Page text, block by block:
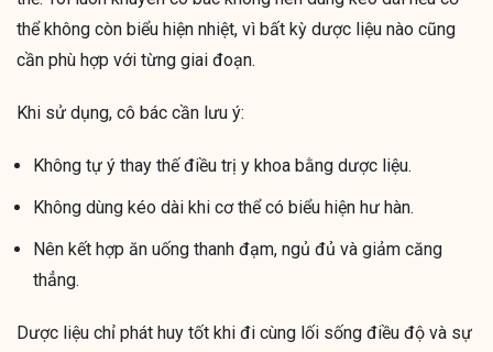
thể không còn biểu hiện nhiệt, vì bất kỳ dược liệu nào cũng
cần phù hợp với từng giai đoạn.
Khi sử dụng, cô bác cần lưu ý:
Không tự ý thay thế điều trị y khoa bằng dược liệu.
Không dùng kéo dài khi cơ thể có biểu hiện hư hàn.
Nên kết hợp ăn uống thanh đạm, ngủ đủ và giảm căng
thẳng.
Dược liệu chỉ phát huy tốt khi đi cùng lối sống điều độ và sự